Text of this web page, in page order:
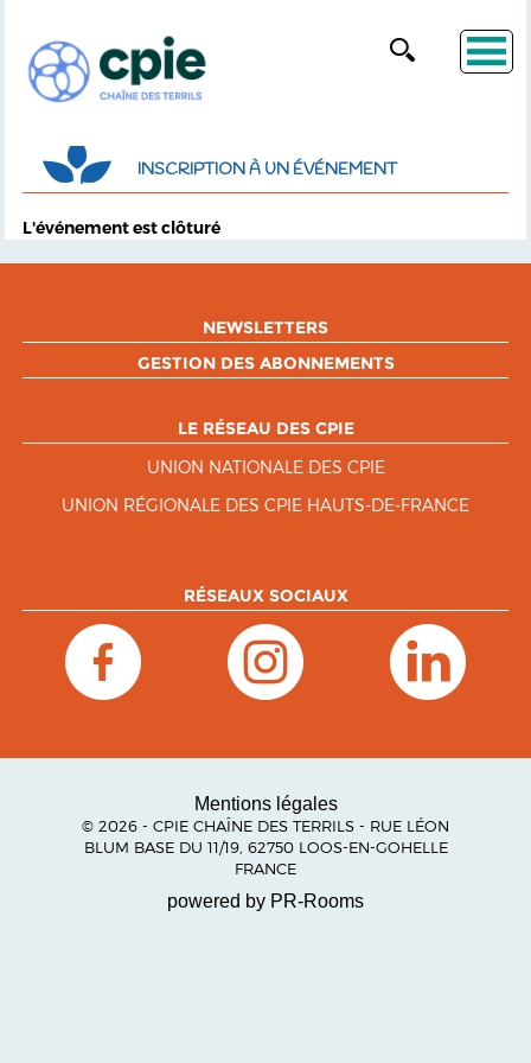
INSCRIPTION À UN ÉVÉNEMENT
L'événement est clôturé
NEWSLETTERS
GESTION DES ABONNEMENTS
LE RÉSEAU DES CPIE
UNION NATIONALE DES CPIE
UNION RÉGIONALE DES CPIE HAUTS-DE-FRANCE
RÉSEAUX SOCIAUX
Mentions légales
© 2026 - CPIE CHAÎNE DES TERRILS - RUE LÉON
BLUM BASE DU 11/19, 62750 LOOS-EN-GOHELLE
FRANCE
powered by PR-Rooms